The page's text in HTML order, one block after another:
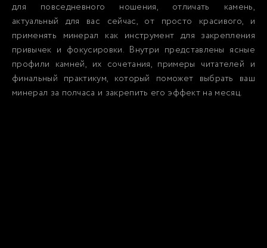
для повседневного ношения, отличать камень,
актуальный для вас сейчас, от просто красивого, и
применять минерал как инструмент для закрепления
привычек и фокусировки. Внутри представлены ясные
профили камней, их сочетания, примеры читателей и
финальный практикум, который поможет выбрать ваш
минерал за полчаса и закрепить его эффект на месяц.